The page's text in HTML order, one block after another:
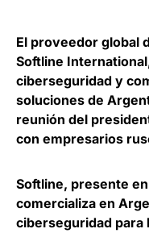
El proveedor global
Softline International
ciberseguridad y
soluciones de
reunión del
con empresarios
Softline, presente
comercializa en
ciberseguridad para